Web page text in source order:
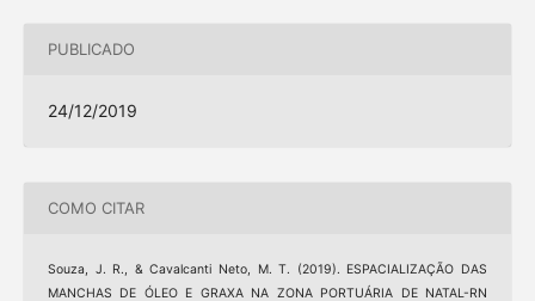
PUBLICADO
24/12/2019
COMO CITAR
Souza, J. R., & Cavalcanti Neto, M. T. (2019). ESPACIALIZAÇÃO DAS
MANCHAS DE ÓLEO E GRAXA NA ZONA PORTUÁRIA DE NATAL-RN